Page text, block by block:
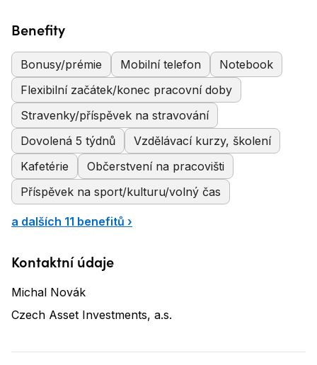
Benefity
Bonusy/prémie Mobilní telefon
Notebook
Flexibilní začátek/konec pracovní doby
Stravenky/příspěvek na stravování
Dovolená 5 týdnů
Vzdělávací kurzy, školení
Kafetérie
Občerstvení na pracovišti
Příspěvek na sport/kulturu/volný čas
a dalších 11 benefitů ›
Kontaktní údaje
Michal Novák
Czech Asset Investments, a.s.